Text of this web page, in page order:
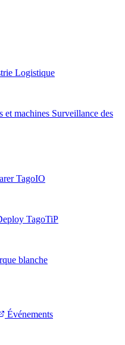
Logistique
et machines Surveillance des
TagoIO
TagoTiP
blanche
Événements